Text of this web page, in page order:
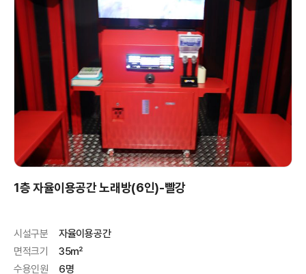
1층 자율이용공간 노래방(6인)-빨강
시설구분
자율이용공간
면적크기
35㎡
수용인원
6명